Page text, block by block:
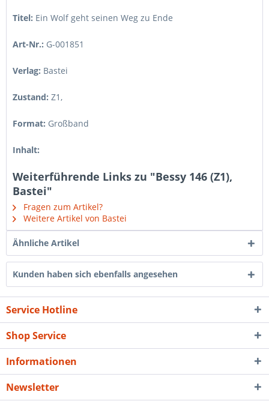
Titel: Ein Wolf geht seinen Weg zu Ende
Art-Nr.: G-001851
Verlag: Bastei
Zustand: Z1,
Format: Großband
Inhalt:
Weiterführende Links zu "Bessy 146 (Z1),
Bastei"
Fragen zum Artikel?
Weitere Artikel von Bastei
Ähnliche Artikel
Kunden haben sich ebenfalls angesehen
Service Hotline
Shop Service
Informationen
Newsletter